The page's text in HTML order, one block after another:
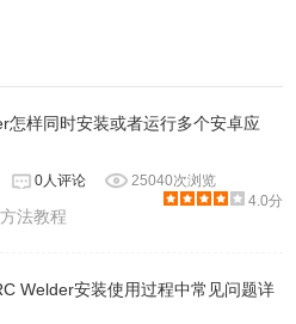
怎样同时安装或者运行多个安卓应
0人评论
25040次浏览
4.0分
法教程
Welder安装使用过程中常见问题详